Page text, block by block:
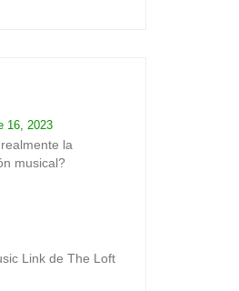
16, 2023
la
musical?
Link de The Loft